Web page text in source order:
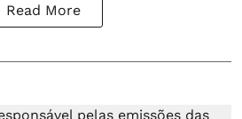
Read More